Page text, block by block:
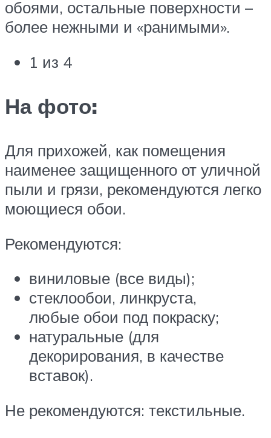
обоями, остальные поверхности –
более нежными и «ранимыми».
1 из 4
На фото:
Для прихожей, как помещения
наименее защищенного от уличной
пыли и грязи, рекомендуются легко
моющиеся обои.
Рекомендуются:
виниловые (все виды);
стеклообои, линкруста,
любые обои под покраску;
натуральные (для
декорирования, в качестве
вставок).
Не рекомендуются: текстильные.